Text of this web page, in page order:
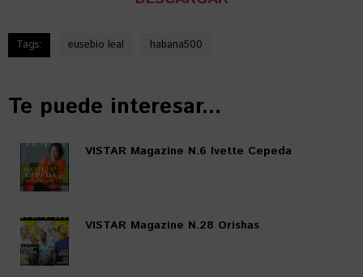
Tags: eusebio leal habana500
Te puede interesar...
VISTAR Magazine N.6 Ivette Cepeda
VISTAR Magazine N.28 Orishas